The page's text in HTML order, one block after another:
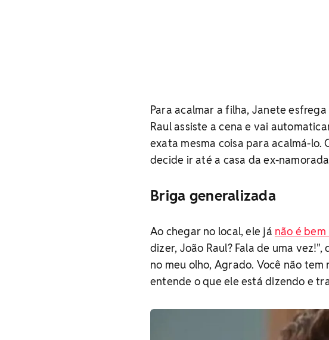
Para acalmar a filha, Janete
Raul assiste a cena e vai
exata mesma coisa para acalmá-lo.
decide ir até a casa da ex-
Briga generalizada
Ao chegar no local, ele já não é
dizer, João Raul? Fala de uma
no meu olho, Agrado. Você não
entende o que ele está dizendo e